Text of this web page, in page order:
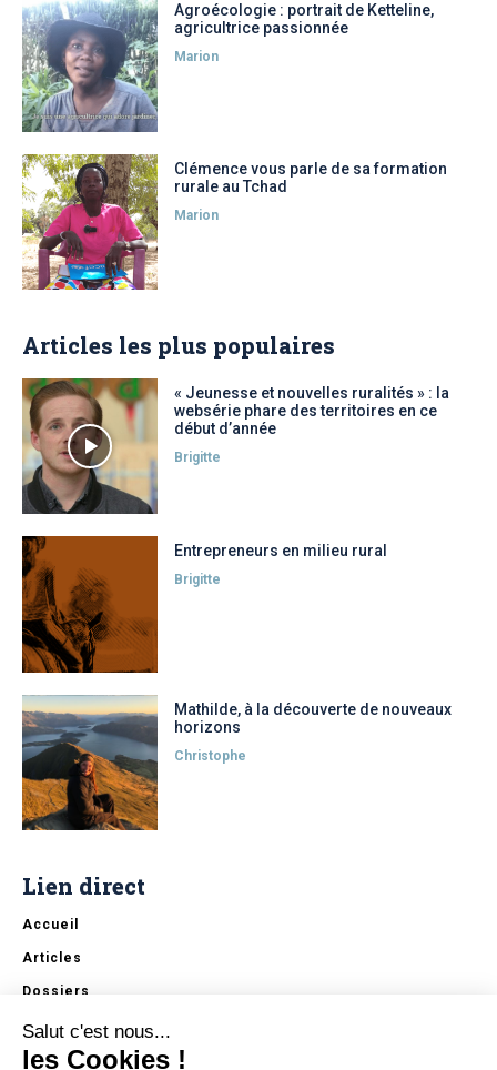
Agroécologie : portrait de Ketteline,
agricultrice passionnée
Marion
Clémence vous parle de sa formation
rurale au Tchad
Marion
Articles les plus populaires
« Jeunesse et nouvelles ruralités » : la
websérie phare des territoires en ce
début d’année
Brigitte
Entrepreneurs en milieu rural
Brigitte
Mathilde, à la découverte de nouveaux
horizons
Christophe
Lien direct
Accueil
Articles
Dossiers
Erasmus+
Start The Change
Salut c'est nous...
les Cookies !